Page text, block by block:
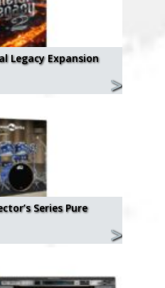
Legacy Expansion
Series Pure